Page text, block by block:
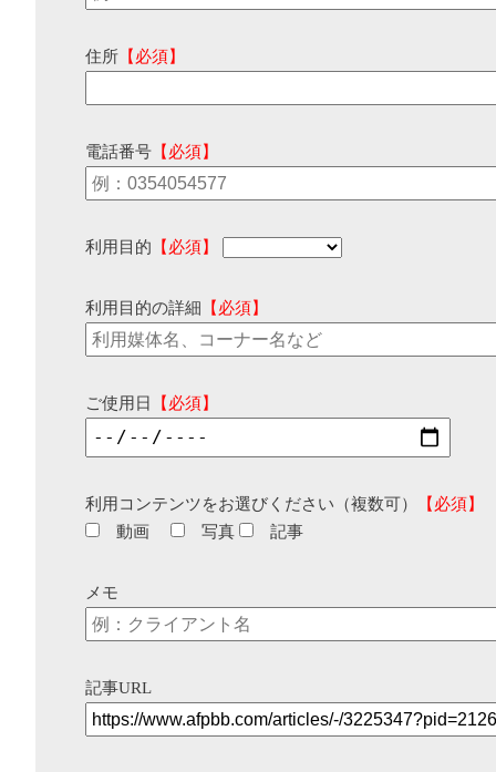
住所 【必須】
電話番号 【必須】
利用目的 【必須】
利用目的の詳細 【必須】
ご使用日 【必須】
利用コンテンツをお選びください（複数可）
【必須】
動画
写真 記事
メモ
記事URL